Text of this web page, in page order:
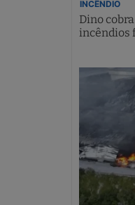
INCÊNDIO
Dino
incêndios